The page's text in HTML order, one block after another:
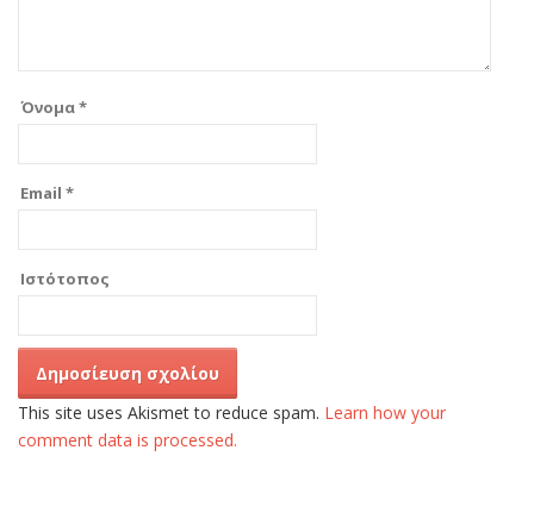
Όνομα*
Email *
Ιστότοπος
This site uses Akismet to reduce spam. Learn how your
comment data is processed.